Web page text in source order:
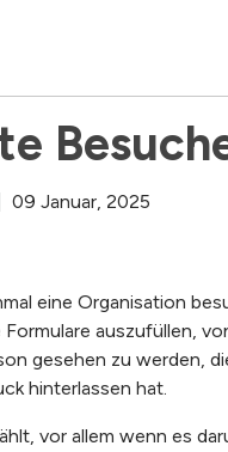
09 Januar, 2025
eine Organisation
Formulare auszufüllen,
gesehen zu werden,
hinterlassen hat.
vor allem wenn es